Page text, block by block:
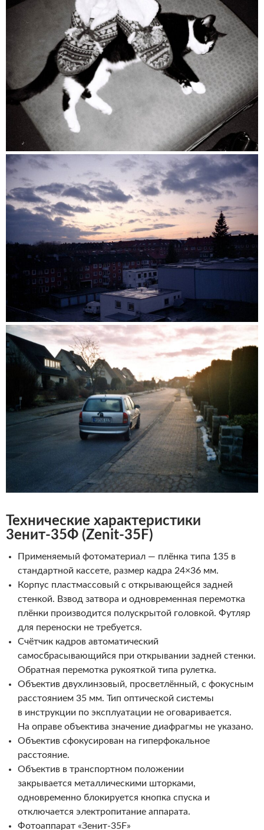
Технические характеристики
3енит-35Ф (Zenit-35F)
Применяемый фотоматериал — плёнка типа 135 в
стандартной кассете, размер кадра 24×36 мм.
Корпус пластмассовый с открывающейся задней
стенкой. Взвод затвора и одновременная перемотка
плёнки производится полускрытой головкой. Футляр
для переноски не требуется.
Счётчик кадров автоматический
самосбрасывающийся при открывании задней стенки.
Обратная перемотка рукояткой типа рулетка.
Объектив двухлинзовый, просветлённый, с фокусным
расстоянием 35 мм. Тип оптической системы
в инструкции по эксплуатации не оговаривается.
На оправе объектива значение диафрагмы не указано.
Объектив сфокусирован на гиперфокальное
расстояние.
Объектив в транспортном положении
закрывается металлическими шторками,
одновременно блокируется кнопка спуска и
отключается электропитание аппарата.
Фотоаппарат «Зенит-35F»